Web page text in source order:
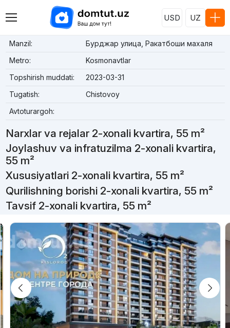
USD UZ
Manzil:
Бурджар улица, Ракатбоши махаля
Metro:
Kosmonavtlar
Topshirish muddati:
2023-03-31
Tugatish:
Chistovoy
Avtoturargoh:
Narxlar va rejalar 2-xonali kvartira, 55 m²
Joylashuv va infratuzilma 2-xonali kvartira,
55 m²
Xususiyatlari 2-xonali kvartira, 55 m²
Qurilishning borishi 2-xonali kvartira, 55 m²
Tavsif 2-xonali kvartira, 55 m²